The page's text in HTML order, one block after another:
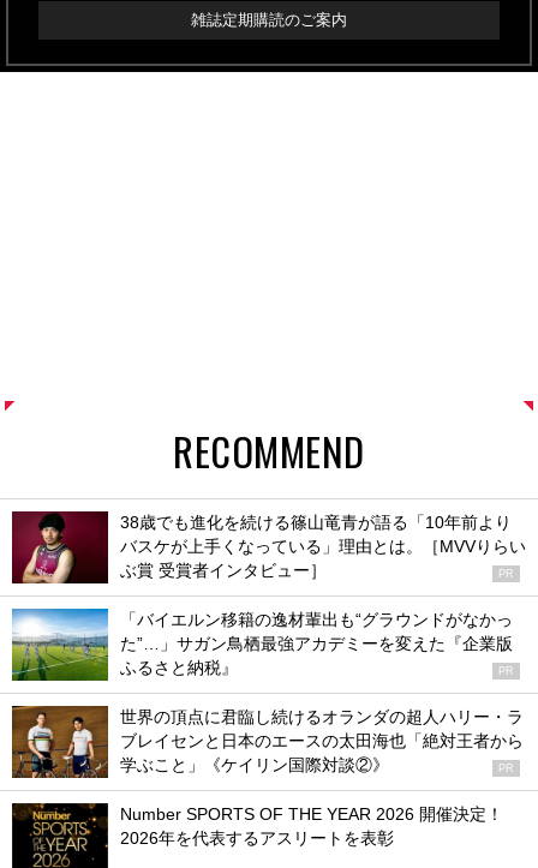
雑誌定期購読のご案内
RECOMMEND
38歳でも進化を続ける篠山竜青が語る「10年前より
バスケが上手くなっている」理由とは。［MVVりらい
ぶ賞 受賞者インタビュー］
PR
「バイエルン移籍の逸材輩出も“グラウンドがなかっ
た”…」サガン鳥栖最強アカデミーを変えた『企業版
ふるさと納税』
PR
世界の頂点に君臨し続けるオランダの超人ハリー・ラ
ブレイセンと日本のエースの太田海也「絶対王者から
学ぶこと」《ケイリン国際対談②》
PR
Number SPORTS OF THE YEAR 2026 開催決定！
2026年を代表するアスリートを表彰